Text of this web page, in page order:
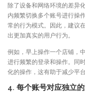
除了设备和网络环境的差异
内频繁切换多个账号进行操
常的行为模式。因此，建议
出更加真实的用户行为。
例如，早上操作一个店铺，
进行频繁的登录和操作。同
化的操作，这有助于减少平
4. 每个账号对应独立